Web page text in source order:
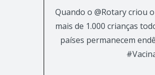
Quando o @Rotary criou
mais de 1.000 crianças
países permanecem